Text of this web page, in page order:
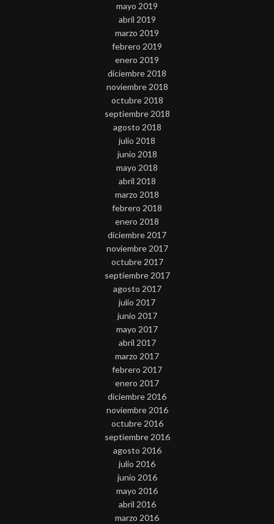
mayo 2019
abril 2019
marzo 2019
febrero 2019
enero 2019
diciembre 2018
noviembre 2018
octubre 2018
septiembre 2018
agosto 2018
julio 2018
junio 2018
mayo 2018
abril 2018
marzo 2018
febrero 2018
enero 2018
diciembre 2017
noviembre 2017
octubre 2017
septiembre 2017
agosto 2017
julio 2017
junio 2017
mayo 2017
abril 2017
marzo 2017
febrero 2017
enero 2017
diciembre 2016
noviembre 2016
octubre 2016
septiembre 2016
agosto 2016
julio 2016
junio 2016
mayo 2016
abril 2016
marzo 2016